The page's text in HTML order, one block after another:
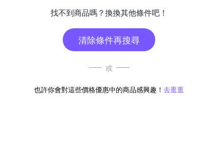
找不到商品嗎？換換其他條件吧！
清除條件再搜尋
或
也許你會對這些價格優惠中的商品感興趣！ 去逛逛